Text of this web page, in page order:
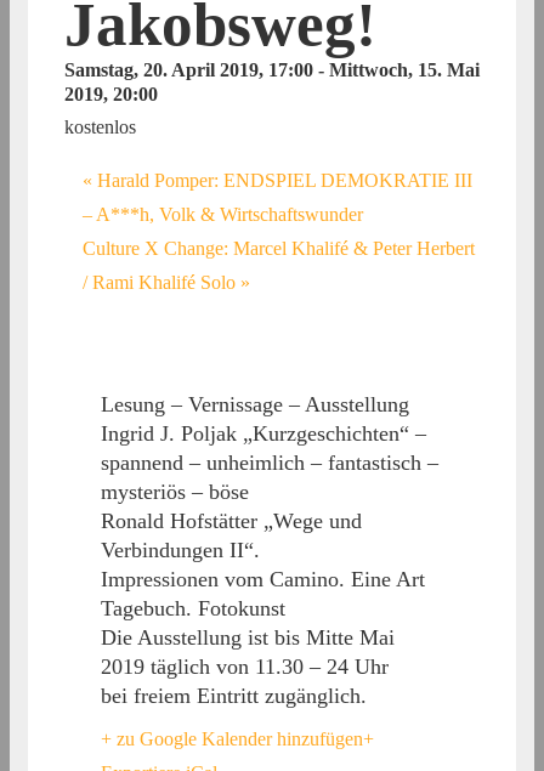
Jakobsweg!
Samstag, 20. April 2019, 17:00 - Mittwoch, 15. Mai
2019, 20:00
kostenlos
« Harald Pomper: ENDSPIEL DEMOKRATIE III
– A***h, Volk & Wirtschaftswunder
Culture X Change: Marcel Khalifé & Peter Herbert
/ Rami Khalifé Solo »
Lesung – Vernissage – Ausstellung
Ingrid J. Poljak „Kurzgeschichten“ –
spannend – unheimlich – fantastisch –
mysteriös – böse
Ronald Hofstätter „Wege und
Verbindungen II“.
Impressionen vom Camino. Eine Art
Tagebuch. Fotokunst
Die Ausstellung ist bis Mitte Mai
2019 täglich von 11.30 – 24 Uhr
bei freiem Eintritt zugänglich.
+ zu Google Kalender hinzufügen+